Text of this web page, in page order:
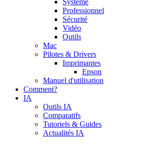
Système
Professionnel
Sécurité
Vidéo
Outils
Mac
Pilotes & Drivers
Imprimantes
Epson
Manuel d'utilisation
Comment?
IA
Outils IA
Comparatifs
Tutoriels & Guides
Actualités IA